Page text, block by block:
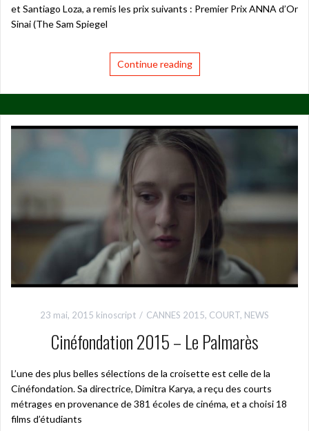
et Santiago Loza, a remis les prix suivants : Premier Prix ANNA d’Or
Sinai (The Sam Spiegel
Continue reading
23 mai, 2015 kinoscript CANNES 2015, COURT, NEWS
Cinéfondation 2015 – Le Palmarès
L’une des plus belles sélections de la croisette est celle de la
Cinéfondation. Sa directrice, Dimitra Karya, a reçu des courts
métrages en provenance de 381 écoles de cinéma, et a choisi 18
films d’étudiants